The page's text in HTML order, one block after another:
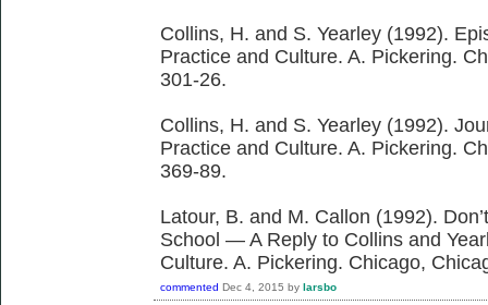
Collins, H. and S. Yearley (1992).
Practice and Culture. A. Pickering.
301-26.
Collins, H. and S. Yearley (1992).
Practice and Culture. A. Pickering.
369-89.
Latour, B. and M. Callon (1992).
School — A Reply to Collins and
Culture. A. Pickering. Chicago,
commented Dec 4, 2015 by larsbo